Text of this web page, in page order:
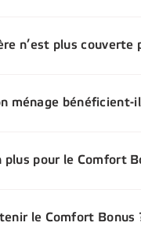
n’est plus couverte
ménage bénéficient-
plus pour le Comfort
le Comfort Bonus